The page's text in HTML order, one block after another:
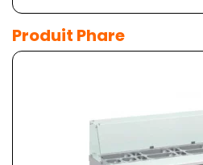
Produit Phare